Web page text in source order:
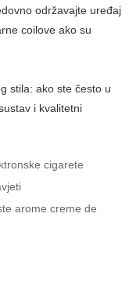
održavajte uređaj
coilove ako su
stila: ako ste često u
i kvalitetni
cigarete
arome creme de